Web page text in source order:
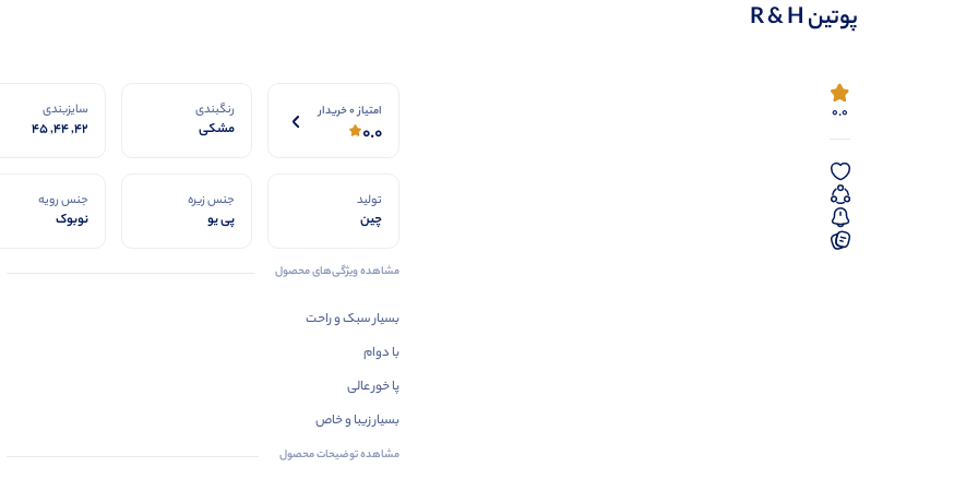
پوتین R & H
0.0 امتیاز 0 خریدار
0.0
رنگبندی
مشکی
سایزبندی
42, 44, 45
تولید
چین
جنس زیره
پی یو
جنس رویه
نوبوک
مشاهده ویژگی‌های محصول
بسیار سبک و راحت
با دوام
پا خور عالی
بسیار زیبا و خاص
مشاهده توضیحات محصول